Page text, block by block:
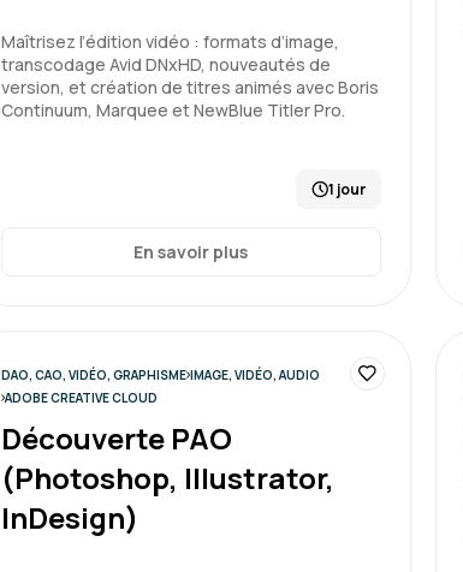
Maîtrisez l’édition vidéo : formats d’image,
transcodage Avid DNxHD, nouveautés de
version, et création de titres animés avec Boris
Continuum, Marquee et NewBlue Titler Pro.
1 jour
En savoir plus
DAO, CAO, VIDÉO, GRAPHISME IMAGE, VIDÉO, AUDIO
ADOBE CREATIVE CLOUD
Découverte PAO
(Photoshop, Illustrator,
InDesign)